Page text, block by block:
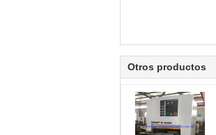
Otros productos